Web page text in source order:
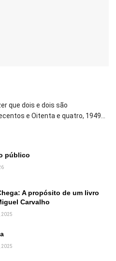
que dois e dois são
e Oitenta e quatro, 1949...
público
A propósito de um livro
Carvalho
2025
2025